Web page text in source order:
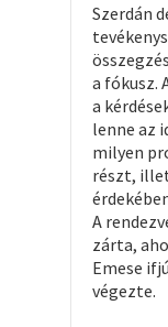
Szerdán
a fókusz.
a
lenne az
milyen
részt,
A
zárta,
Emese
végezte.